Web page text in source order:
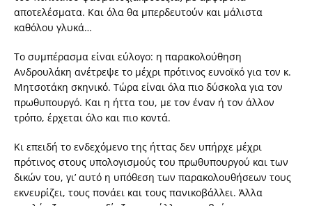
αποτελέσματα. Και όλα θα μπερδευτούν και μάλιστα
καθόλου γλυκά…
Το συμπέρασμα είναι εύλογο: η παρακολούθηση
Ανδρουλάκη ανέτρεψε το μέχρι πρότινος ευνοϊκό για τον κ.
Μητσοτάκη σκηνικό. Τώρα είναι όλα πιο δύσκολα για τον
πρωθυπουργό. Και η ήττα του, με τον έναν ή τον άλλον
τρόπο, έρχεται όλο και πιο κοντά.
Κι επειδή το ενδεχόμενο της ήττας δεν υπήρχε μέχρι
πρότινος στους υπολογισμούς του πρωθυπουργού και των
δικών του, γι’ αυτό η υπόθεση των παρακολουθήσεων τους
εκνευρίζει, τους πονάει και τους πανικοβάλλει. Άλλα